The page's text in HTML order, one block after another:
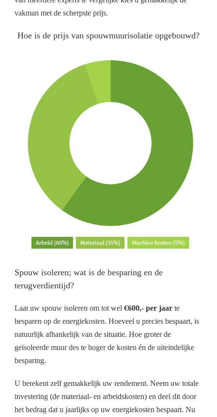
vakman met de scherpste prijs.
Hoe is de prijs van spouwmuurisolatie opgebouwd?
Spouw isoleren; wat is de besparing en de
terugverdientijd?
Laat uw spouw isoleren om tot wel €600,- per jaar te
besparen op de energiekosten. Hoeveel u precies bespaart, is
natuurlijk afhankelijk van de situatie. Hoe groter de
geïsoleerde muur des te hoger de kosten én de uiteindelijke
besparing.
U berekent zelf gemakkelijk uw rendement. Neem uw totale
investering (de materiaal- en arbeidskosten) en deel dit door
het bedrag dat u jaarlijks op uw energiekosten bespaart. Nu